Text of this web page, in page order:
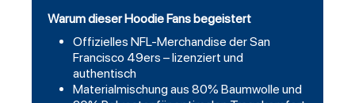
Warum dieser Hoodie Fans begeistert
Offizielles NFL-Merchandise der San
Francisco 49ers – lizenziert und
authentisch
Materialmischung aus 80% Baumwolle und